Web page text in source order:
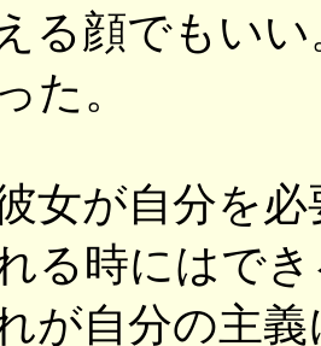
る顔でもい
た。
女が自分を
る時にはで
が自分の主